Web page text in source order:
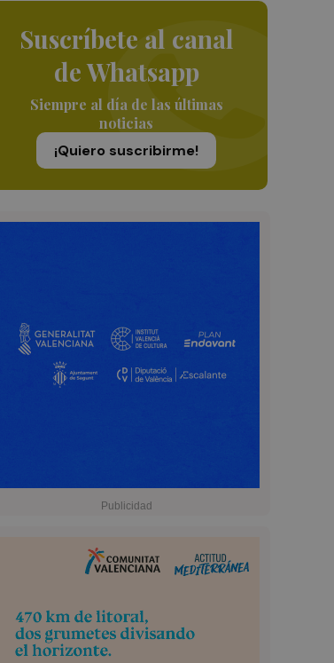
Suscríbete al canal
de Whatsapp
Siempre al día de las últimas
noticias
¡Quiero suscribirme!